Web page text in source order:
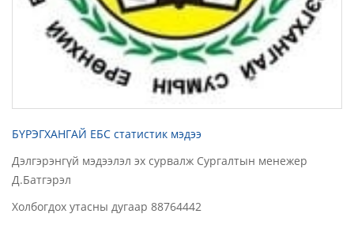
БҮРЭГХАНГАЙ ЕБС статистик мэдээ
Дэлгэрэнгүй мэдээлэл эх сурвалж Сургалтын менежер
Д.Батгэрэл
Холбогдох утасны дугаар 88764442